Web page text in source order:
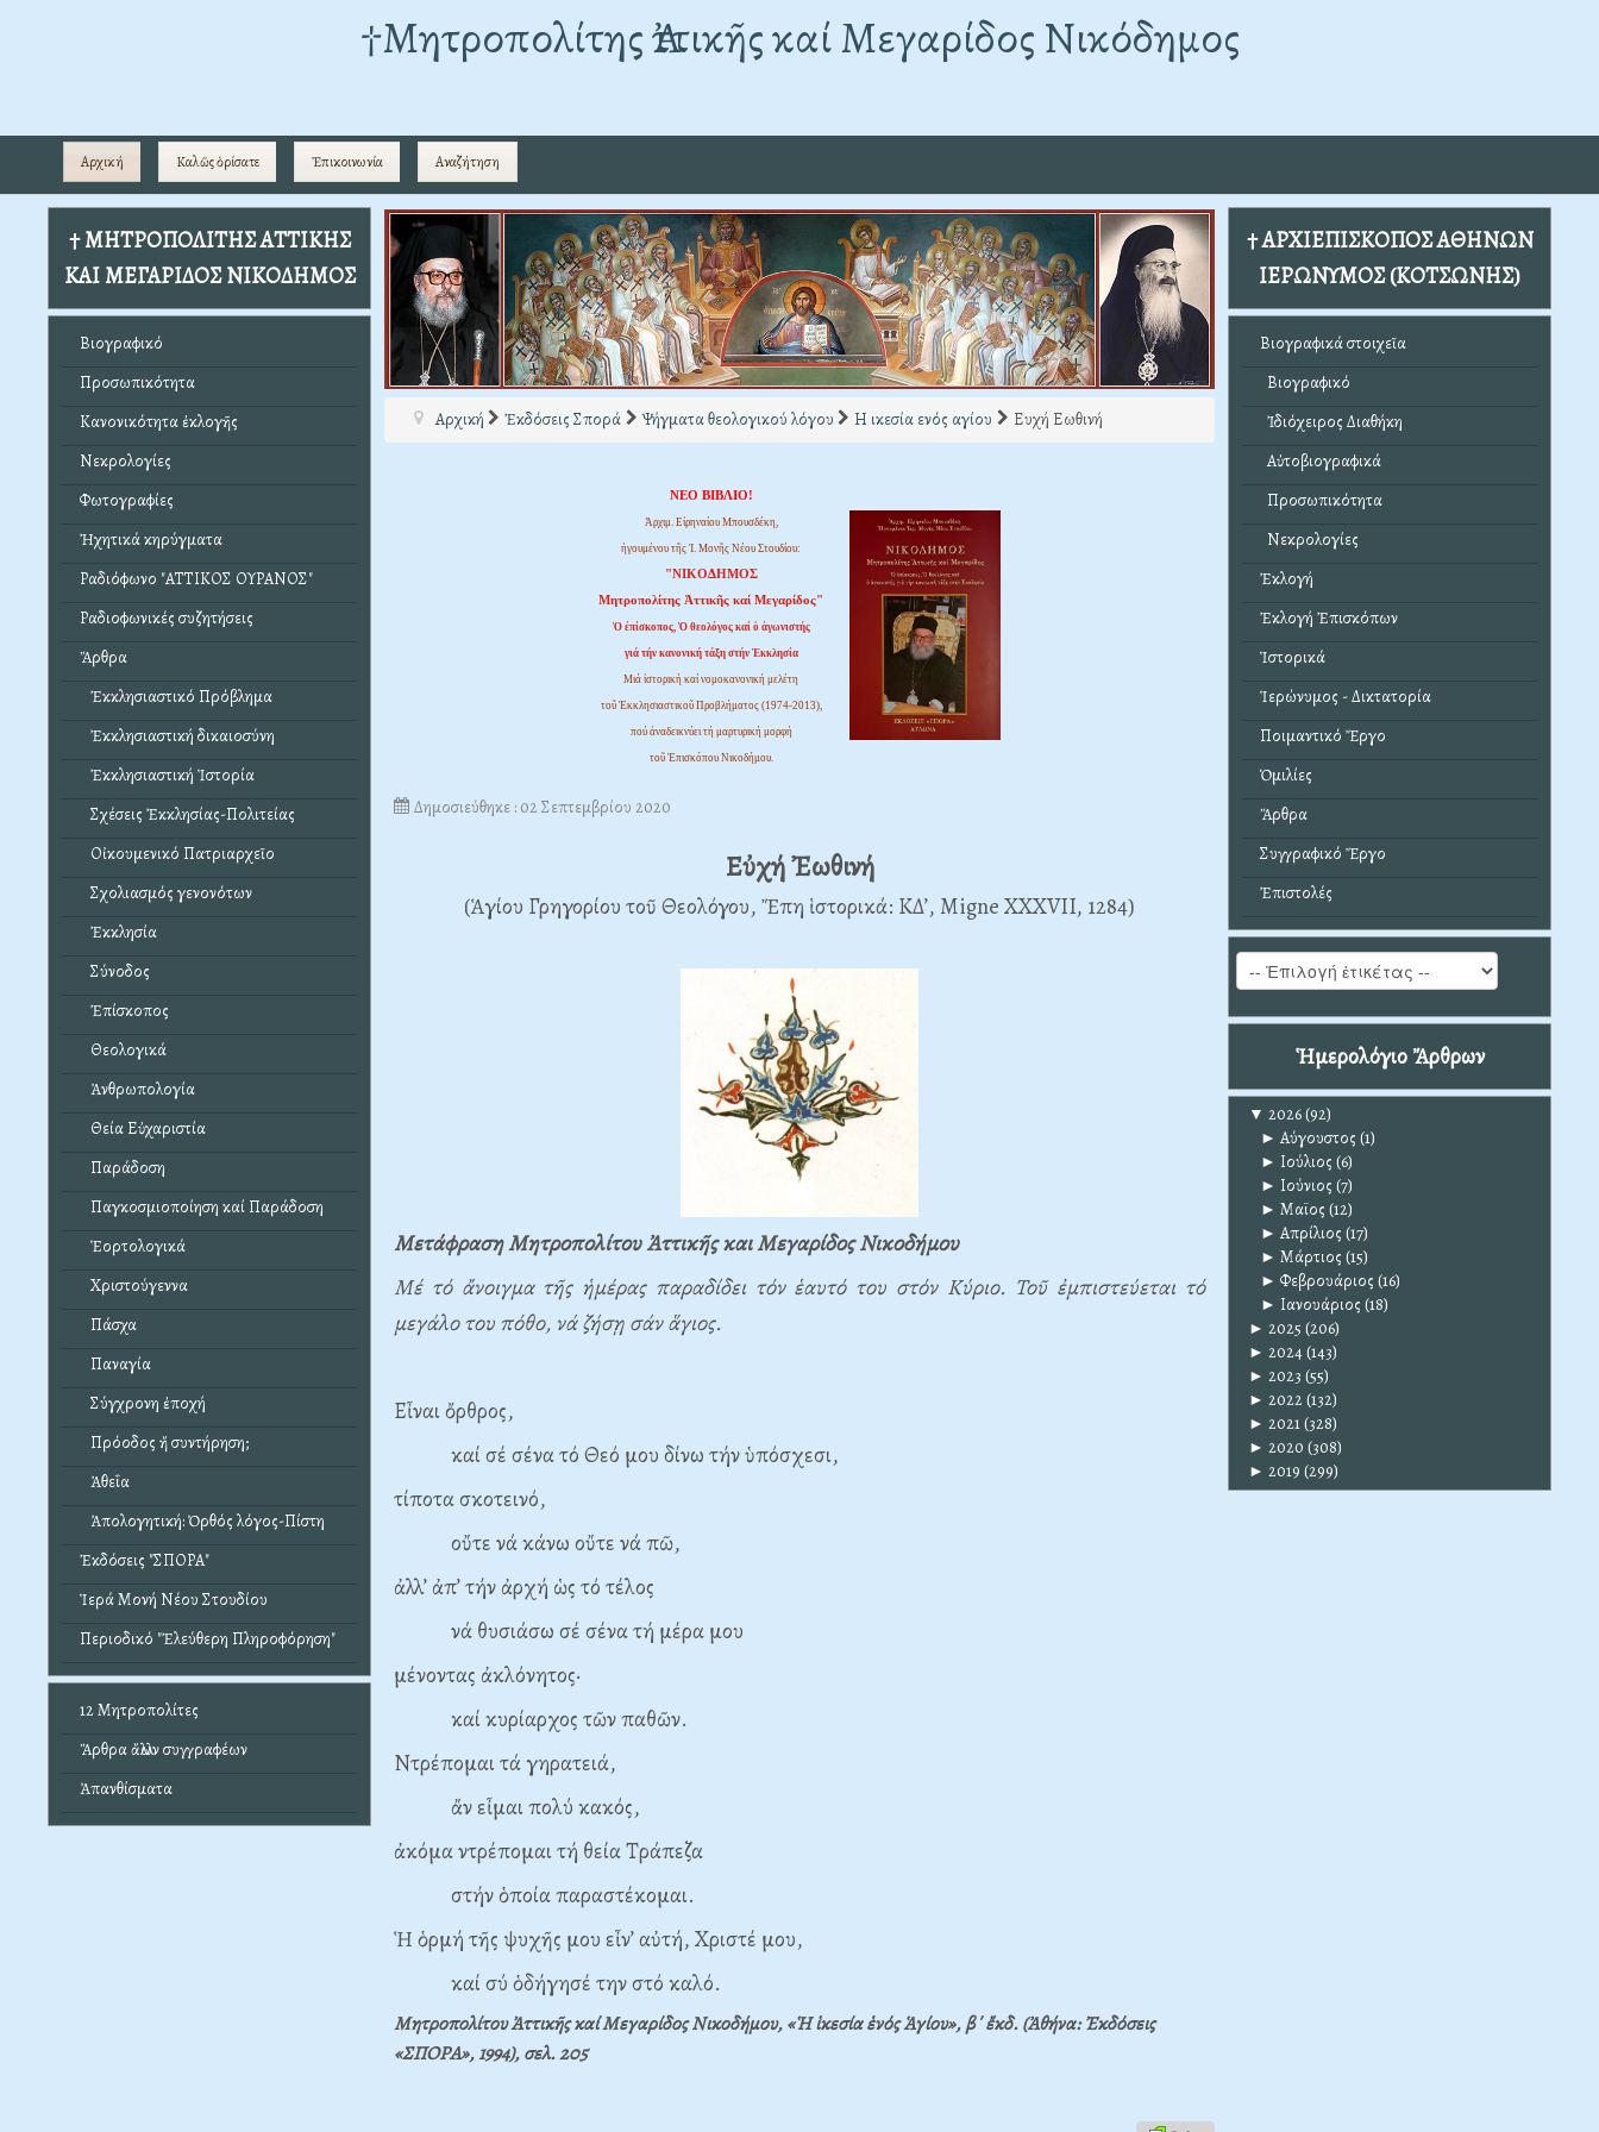
†Mητροπολίτης Ἀττικῆς καί Μεγαρίδος Νικόδημος
Αρχική Καλῶς ὁρίσατε Ἐπικοινωνία Αναζήτηση
† ΜΗΤΡΟΠΟΛΙΤΗΣ ΑΤΤΙΚΗΣ
ΚΑΙ ΜΕΓΑΡΙΔΟΣ ΝΙΚΟΔΗΜΟΣ
Βιογραφικό
Προσωπικότητα
Κανονικότητα ἐκλογῆς
Νεκρολογίες
Φωτογραφίες
Ἠχητικά κηρύγματα
Ραδιόφωνο "ΑΤΤΙΚΟΣ ΟΥΡΑΝΟΣ"
Ραδιοφωνικές συζητήσεις
Ἄρθρα
Ἐκκλησιαστικό Πρόβλημα
Ἐκκλησιαστική δικαιοσύνη
Ἐκκλησιαστική Ἱστορία
Σχέσεις Ἐκκλησίας-Πολιτείας
Οἰκουμενικό Πατριαρχεῖο
Σχολιασμός γενονότων
Ἐκκλησία
Σύνοδος
Ἐπίσκοπος
Θεολογικά
Ἀνθρωπολογία
Θεία Εὐχαριστία
Παράδοση
Παγκοσμιοποίηση καί Παράδοση
Ἑορτολογικά
Χριστούγεννα
Πάσχα
Παναγία
Σύγχρονη ἐποχή
Πρόοδος ἤ συντήρηση;
Ἀθεΐα
Ἀπολογητική: Ὀρθός λόγος-Πίστη
Ἐκδόσεις "ΣΠΟΡΑ"
Ἱερά Μονή Νέου Στουδίου
Περιοδικό "Ἐλεύθερη Πληροφόρηση"
12 Μητροπολίτες
Ἄρθρα ἄλλων συγγραφέων
Ἀπανθίσματα
Αρχική Ἐκδόσεις Σπορά Ψήγματα θεολογικού λόγου Η ικεσία ενός αγίου Ευχή Εωθινή
ΝΕΟ ΒΙΒΛΙΟ!
Ἀρχιμ. Εἰρηναίου Μπουσδέκη,
ἡγουμένου τῆς Ἱ. Μονῆς Νέου Στουδίου:
"ΝΙΚΟΔΗΜΟΣ
Μητροπολίτης Ἀττικῆς καί Μεγαρίδος"
Ὁ ἐπίσκοπος, Ὁ θεολόγος καί ὁ ἀγωνιστής
γιά τήν κανονική τάξη στήν Ἐκκλησία
Μιά ἱστορική καί νομοκανονική μελέτη
τοῦ Ἐκκλησιαστικοῦ Προβλήματος (1974-2013),
πού ἀναδεικνύει τή μαρτυρική μορφή
τοῦ Ἐπισκόπου Νικοδήμου.
Δημοσιεύθηκε : 02 Σεπτεμβρίου 2020
Εὐχή Ἐωθινή
(Ἁγίου Γρηγορίου τοῦ Θεολόγου, Ἔπη ἱστορικά: ΚΔ’, Migne XXXVII, 1284)
ΜετάφρασηΜητροπολίτου Ἀττικῆς και Μεγαρίδος Νικοδήμου
Μέ τό ἄνοιγμα τῆς ἡμέρας παραδίδει τόν ἑαυτό του στόν Κύριο. Τοῦ ἐμπιστεύεται τό
μεγάλο του πόθο, νά ζήσῃ σάν ἅγιος.
Εἶναι ὄρθρος,
καί σέ σένα τό Θεό μου δίνω τήν ὑπόσχεσι,
τίποτα σκοτεινό,
οὔτε νά κάνω οὔτε νά πῶ,
ἀλλ’ ἀπ’ τήν ἀρχή ὡς τό τέλος
νά θυσιάσω σέ σένα τή μέρα μου
μένοντας ἀκλόνητος·
καί κυρίαρχος τῶν παθῶν.
Ντρέπομαι τά γηρατειά,
ἄν εἶμαι πολύ κακός,
ἀκόμα ντρέπομαι τή θεία Τράπεζα
στήν ὁποία παραστέκομαι.
Ἡ ὁρμή τῆς ψυχῆς μου εἶν’ αὐτή, Χριστέ μου,
καί σύ ὁδήγησέ την στό καλό.
Μητροπολίτου Ἀττικῆς καί Μεγαρίδος Νικοδήμου, «Ἡ ἱκεσία ἑνός Ἁγίου», β΄ ἔκδ. (Ἀθήνα: Ἐκδόσεις
«ΣΠΟΡΑ», 1994), σελ. 205
† ΑΡΧΙΕΠΙΣΚΟΠΟΣ ΑΘΗΝΩΝ
ΙΕΡΩΝΥΜΟΣ (ΚΟΤΣΩΝΗΣ)
Βιογραφικά στοιχεῖα
Βιογραφικό
Ἰδιόχειρος Διαθήκη
Αὐτοβιογραφικά
Προσωπικότητα
Νεκρολογίες
Ἐκλογή
Ἐκλογή Ἐπισκόπων
Ἱστορικά
Ἱερώνυμος - Δικτατορία
Ποιμαντικό Ἔργο
Ὁμιλίες
Ἄρθρα
Συγγραφικό Ἔργο
Ἐπιστολές
Ἡμερολόγιο Ἄρθρων
▼ 2026(92)
► Αύγουστος (1)
► Ιούλιος (6)
► Ιούνιος (7)
► Μαϊος (12)
► Απρίλιος (17)
► Μάρτιος (15)
► Φεβρουάριος (16)
► Ιανουάριος (18)
► 2025 (206)
► 2024(143)
► 2023 (55)
► 2022(132)
► 2021(328)
► 2020 (308)
► 2019 (299)